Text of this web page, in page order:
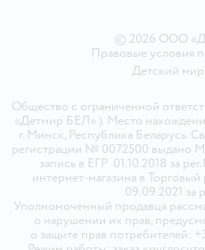
© 2026 ООО
Правовые условия
Детский мир
Общество с ограниченной
«Детмир БЕЛ» ). Место
г. Минск, Республика Беларусь.
регистрации № 0072500 выдано
запись в ЕГР 01.10.2018 за
интернет-магазина в
09.09.2021 за
Уполномоченный продавца
о нарушении их прав,
о защите прав потребителей: